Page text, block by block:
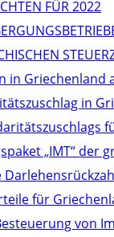
FÜR 2022
in Griechenland
in
„IMT“ der
für
von